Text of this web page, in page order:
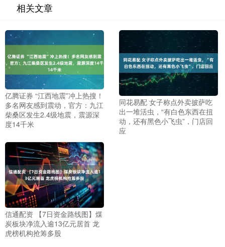
相关文章
亿腾证券 “江西地震”冲上热搜！
多名网友感到震动，官方：九江
柴桑区发生2.4级地震，震源深
度14千米
同花易配 女子称点外卖披萨吃
出一堆活虫，“有白色东西在扭
动，还有黑色小飞虫”，门店回
应
信通配资 【7日资金路线图】煤
炭板块净流入逾13亿元居首 龙
虎榜机构抢筹多股